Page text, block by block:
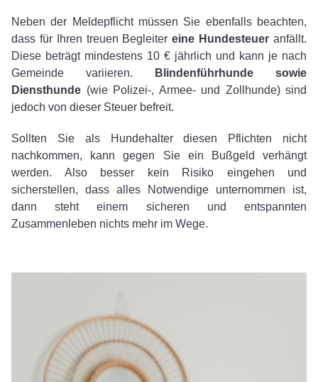
Neben der Meldepflicht müssen Sie ebenfalls beachten,
dass für Ihren treuen Begleitereine Hundesteuer anfällt.
Diese beträgt mindestens 10 € jährlich und kann je nach
Gemeinde variieren.
Blindenführhunde sowie
Diensthunde (wie Polizei-, Armee- und Zollhunde) sind
jedoch von dieser Steuer befreit.
Sollten Sie als Hundehalter diesen Pflichten nicht
nachkommen, kann gegen Sie ein Bußgeld verhängt
werden. Also besser kein Risiko eingehen und
sicherstellen, dass alles Notwendige unternommen ist,
dann steht einem sicheren und entspannten
Zusammenleben nichts mehr im Wege.